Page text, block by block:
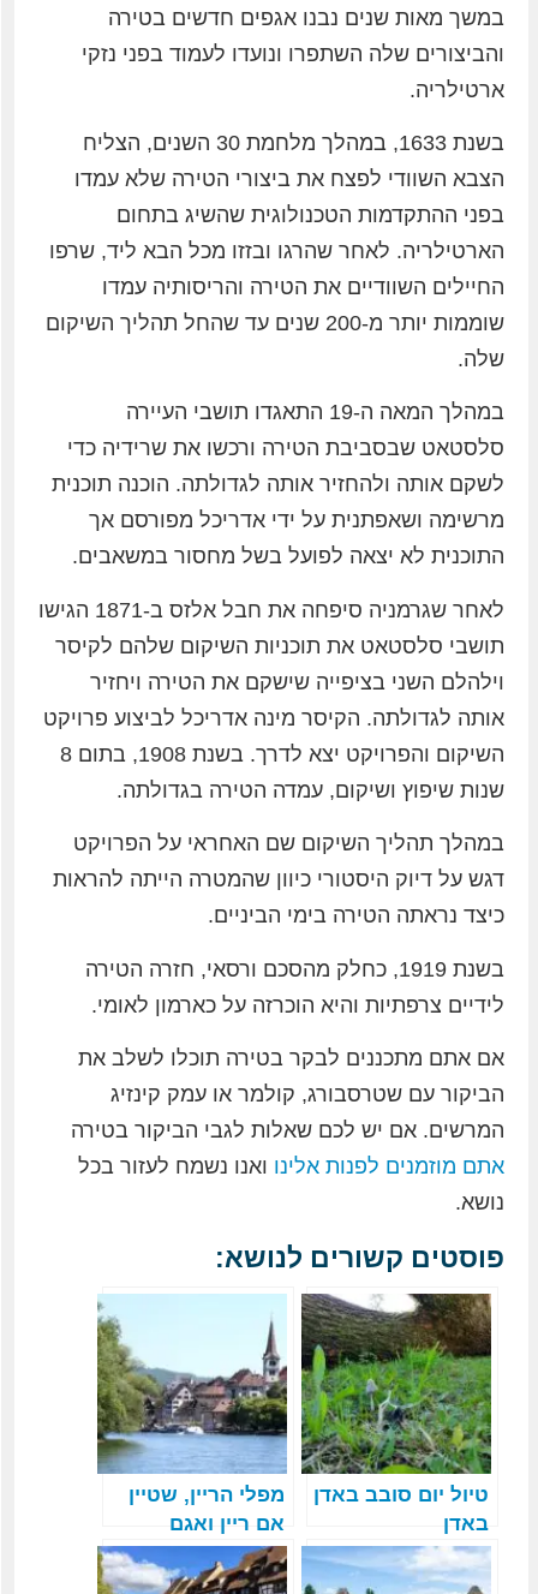
במשך מאות שנים נבנו אגפים חדשים בטירה
והביצורים שלה השתפרו ונועדו לעמוד בפני נזקי
ארטילריה.
בשנת 1633, במהלך מלחמת 30 השנים, הצליח
הצבא השוודי לפצח את ביצורי הטירה שלא עמדו
בפני ההתקדמות הטכנולוגית שהשיג בתחום
הארטילריה. לאחר שהרגו ובזזו מכל הבא ליד, שרפו
החיילים השוודיים את הטירה והריסותיה עמדו
שוממות יותר מ-200 שנים עד שהחל תהליך השיקום
שלה.
במהלך המאה ה-19 התאגדו תושבי העיירה
סלסטאט שבסביבת הטירה ורכשו את שרידיה כדי
לשקם אותה ולהחזיר אותה לגדולתה. הוכנה תוכנית
מרשימה ושאפתנית על ידי אדריכל מפורסם אך
התוכנית לא יצאה לפועל בשל מחסור במשאבים.
לאחר שגרמניה סיפחה את חבל אלזס ב-1871 הגישו
תושבי סלסטאט את תוכניות השיקום שלהם לקיסר
וילהלם השני בציפייה שישקם את הטירה ויחזיר
אותה לגדולתה. הקיסר מינה אדריכל לביצוע פרויקט
השיקום והפרויקט יצא לדרך. בשנת 1908, בתום 8
שנות שיפוץ ושיקום, עמדה הטירה בגדולתה.
במהלך תהליך השיקום שם האחראי על הפרויקט
דגש על דיוק היסטורי כיוון שהמטרה הייתה להראות
כיצד נראתה הטירה בימי הביניים.
בשנת 1919, כחלק מהסכם ורסאי, חזרה הטירה
לידיים צרפתיות והיא הוכרזה על כארמון לאומי.
אם אתם מתכננים לבקר בטירה תוכלו לשלב את
הביקור עם שטרסבורג, קולמר או עמק קינזיג
המרשים. אם יש לכם שאלות לגבי הביקור בטירה
אתם מוזמנים לפנות אלינו ואנו נשמח לעזור בכל
נושא.
פוסטים קשורים לנושא:
טיול יום סובב באדן
באדן
מפלי הריין, שטיין
אם ריין ואגם
קונסטנץ – טיול
כוכב ביער השחור –